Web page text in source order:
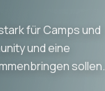
für Camps und
und eine
sollen.